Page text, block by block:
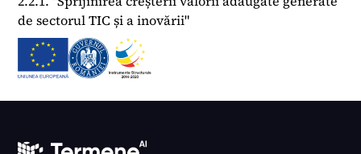
de sectorul TIC și a inovării"